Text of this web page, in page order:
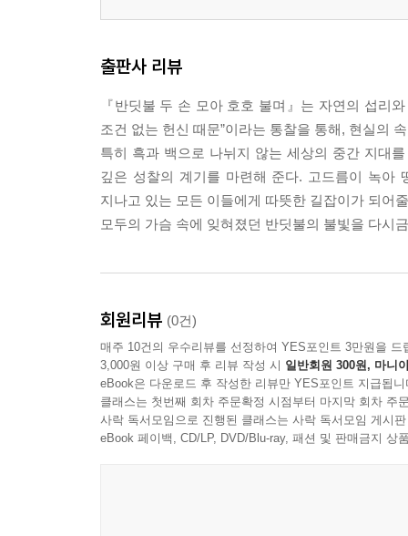
마음으로 읽는 리더 106 첫 번째 매력 107
3부 햇볕이 되고 싶었던 마음
운전을 잘하는 방법 110 겨울 나비 112
구름 그늘 아래 113 8월의 끝자락 114 목캔디 115
가지 끝 아침이슬 또르륵 116
겨울밤 보일러실 양초 하나 117
혼자 핀 들꽃 120 햇볕이 되고 싶었던 소년 121
버드나무 125 비 갠 오후 126 느티나무 127
굳은 치약 128 잠이 만든 30%의 기적 129
빗방울 튀김 130 화를 안 내서 화가 나 131
구름에 가려진 해 132 빛 아래 빛 아래 빛 133
밤하늘의 굴뚝 연기 134 쭈글쭈글 쭈글이 135
바람 한 점 햇살 한 줌 136 주워 담은 빗방울 137
출판사 리뷰
『반딧불 두 손 모아 호호 불며』는 자연의 섭리
조건 없는 헌신 때문”이라는 통찰을 통해, 현실의
특히 흑과 백으로 나뉘지 않는 세상의 중간 지대
깊은 성찰의 계기를 마련해 준다. 고드름이 녹아
지나고 있는 모든 이들에게 따뜻한 길잡이가 되어
모두의 가슴 속에 잊혀졌던 반딧불의 불빛을 다시
회원리뷰 (0건)
매주 10건의 우수리뷰를 선정하여 YES포인트 3만원을 드
3,000원 이상 구매 후 리뷰 작성 시 일반회원 300원, 마니
eBook은 다운로드 후 작성한 리뷰만 YES포인트 지급됩니
클래스는 첫번째 회차 주문확정 시점부터 마지막 회차 주
사락 독서모임으로 진행된 클래스는 사락 독서모임 게시
eBook 페이백, CD/LP, DVD/Blu-ray, 패션 및 판매금지 상